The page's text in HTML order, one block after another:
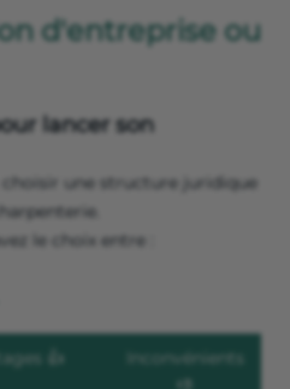
d'entreprise ou
lancer son
une structure juridique
le choix entre :
👍
Inconvénients